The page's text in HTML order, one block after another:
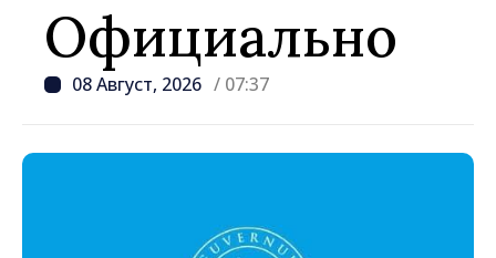
Официально
08 Август, 2026 / 07:37